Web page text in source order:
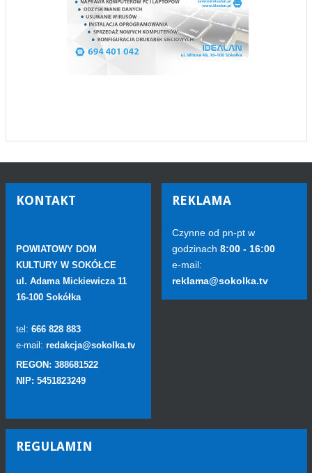
KONTAKT
POWIATOWY DOM
KULTURY W SOKÓŁCE
ul. Adama Mickiewicza 11
16-100 Sokółka
tel: 666 828 883
e-mail: redakcja@sokolka.tv
REGON: 388681522
NIP: 5451823249
REKLAMA
Czynne od pn-pt w
godzinach 8:00 - 16:00
e-mail:
reklama@sokolka.tv
REGULAMIN